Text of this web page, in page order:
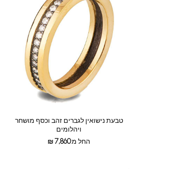
טבעת נישואין לגברים זהב וכסף מושחר
ויהלומים
החל מ:
₪7,860